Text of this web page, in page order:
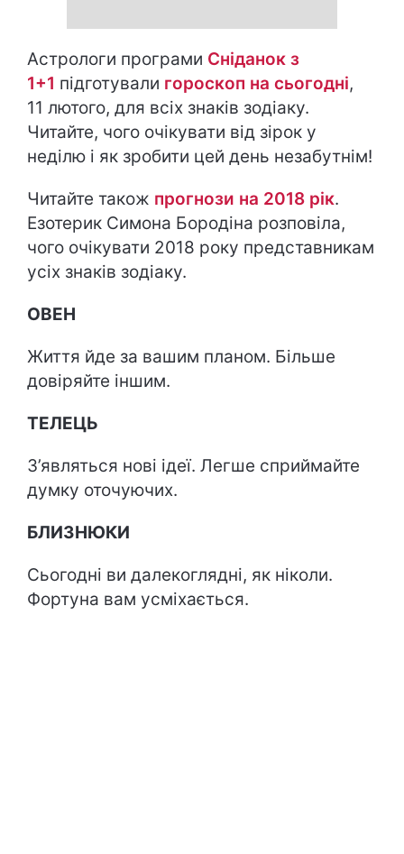
Астрологи програми Сніданок з
1+1 підготували гороскоп на cьогодні,
11 лютого, для всіх знаків зодіаку.
Читайте, чого очікувати від зірок у
неділю і як зробити цей день незабутнім!
Читайте також прогнози на 2018 рік.
Езотерик Симона Бородіна розповіла,
чого очікувати 2018 року представникам
усіх знаків зодіаку.
ОВЕН
Життя йде за вашим планом. Більше
довіряйте іншим.
ТЕЛЕЦЬ
З’являться нові ідеї. Легше сприймайте
думку оточуючих.
БЛИЗНЮКИ
Сьогодні ви далекоглядні, як ніколи.
Фортуна вам усміхається.